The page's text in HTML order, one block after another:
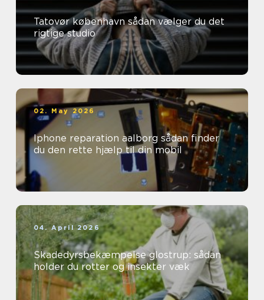
Tatovør københavn sådan vælger du det
rigtige studio
02. May 2026
Iphone reparation aalborg sådan finder
du den rette hjælp til din mobil
04. April 2026
Skadedyrsbekæmpelse glostrup: sådan
holder du rotter og insekter væk